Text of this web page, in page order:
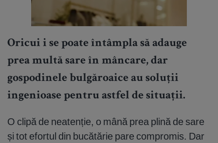
Oricui i se poate întâmpla să adauge
prea multă sare în mâncare, dar
gospodinele bulgăroaice au soluții
ingenioase pentru astfel de situații.
O clipă de neatenție, o mână prea plină de sare
și tot efortul din bucătărie pare compromis. Dar